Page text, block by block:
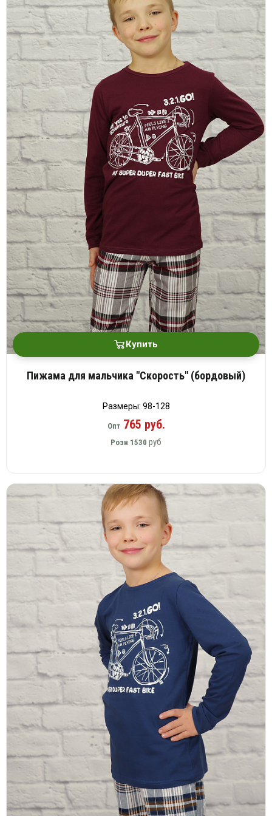
Купить
Пижама для мальчика "Скорость" (бордовый)
Размеры: 98-128
Опт765 руб.
Розн 1530 руб